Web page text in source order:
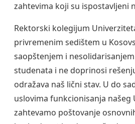
zahtevima koji su ispostavljeni
Rektorski kolegijum
privremenim sedištem u
saopštenjem i
studenata i ne doprinosi
odražava naš lični stav. U do
uslovima funkcionisanja našeg
zahtevamo poštovanje